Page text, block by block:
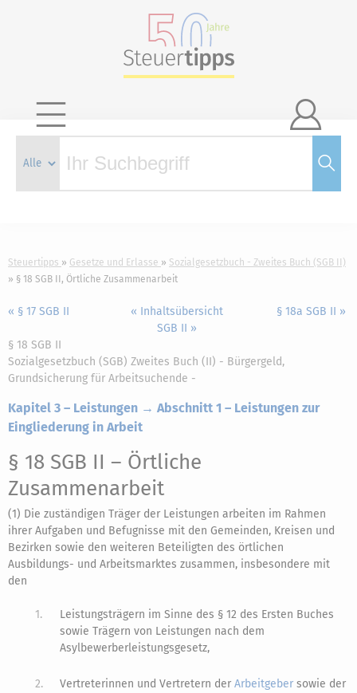

Steuertipps Gesetze und Erlasse
Sozialgesetzbuch - Zweites Buch (SGB II)
§ 18 SGB II, Örtliche Zusammenarbeit
« § 17 SGB II
« Inhaltsübersicht
SGB II »
§ 18a SGB II »
§ 18 SGB II
Sozialgesetzbuch (SGB) Zweites Buch (II) - Bürgergeld,
Grundsicherung für Arbeitsuchende -
Kapitel 3 – Leistungen → Abschnitt 1 – Leistungen zur
Eingliederung in Arbeit
§ 18 SGB II – Örtliche
Zusammenarbeit
(1) Die zuständigen Träger der Leistungen arbeiten im Rahmen
ihrer Aufgaben und Befugnisse mit den Gemeinden, Kreisen und
Bezirken sowie den weiteren Beteiligten des örtlichen
Ausbildungs- und Arbeitsmarktes zusammen, insbesondere mit
den
1.
Leistungsträgern im Sinne des § 12 des Ersten Buches
sowie Trägern von Leistungen nach dem
Asylbewerberleistungsgesetz,
2. Vertreterinnen und Vertretern derArbeitgeber sowie der